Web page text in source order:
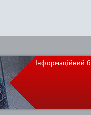
Інформаційний